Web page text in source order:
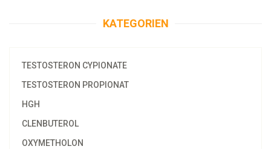
KATEGORIEN
TESTOSTERON CYPIONATE
TESTOSTERON PROPIONAT
HGH
CLENBUTEROL
OXYMETHOLON